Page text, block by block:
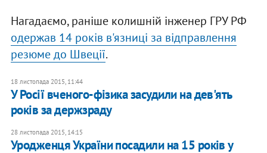
Нагадаємо, раніше колишній інженер ГРУ РФ
одержав 14 років в'язниці за відправлення
резюме до Швеції.
18 листопада 2015, 11:44
У Росії вченого-фізика засудили на дев'ять
років за держзраду
28 листопада 2015, 14:15
Уродженця України посадили на 15 років у